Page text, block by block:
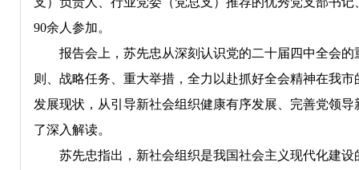
90余人参加。
报告会上，苏先忠从深刻认识党的二十届四中全会的
则、战略任务、重大举措，全力以赴抓好全会精神在我
发展现状，从引导新社会组织健康有序发展、完善党领
了深入解读。
苏先忠指出，新社会组织是我国社会主义现代化建设